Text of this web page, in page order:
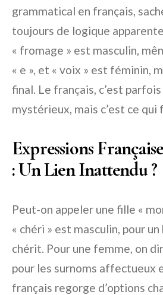
grammatical en français,
toujours de logique
« fromage » est masculin,
« e », et « voix » est féminin,
final. Le français, c’est parfois
mystérieux, mais c’est ce qui
Expressions
: Un Lien Inattendu ?
Peut-on appeler une fille «
« chéri » est masculin, pour un
chérit. Pour une femme, on
pour les surnoms affectueux
français regorge d’options